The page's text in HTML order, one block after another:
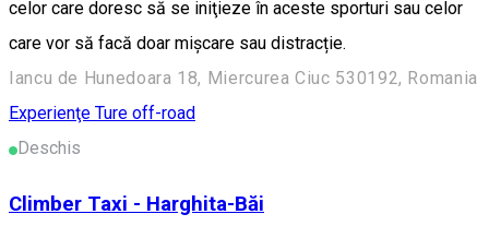
celor care doresc să se iniţieze în aceste sporturi sau celor
care vor să facă doar mişcare sau distracție.
Iancu de Hunedoara 18, Miercurea Ciuc 530192, Romania
Experienţe Ture off-road
Deschis
Climber Taxi - Harghita-Băi